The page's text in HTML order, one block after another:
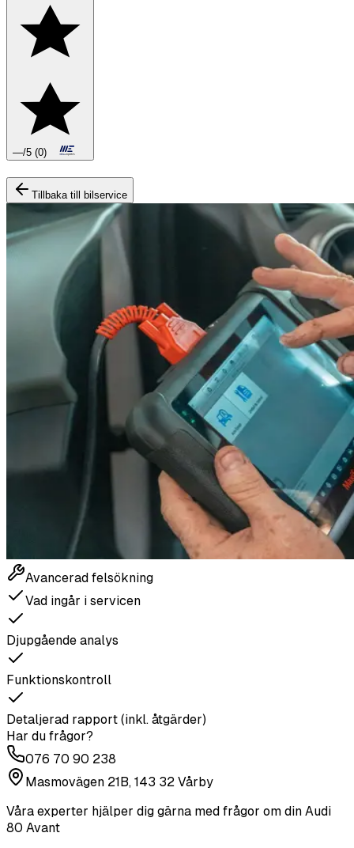
—/5 (0)
Tillbaka till bilservice
Avancerad felsökning
Vad ingår i servicen
Djupgående analys
Funktionskontroll
Detaljerad rapport (inkl. åtgärder)
Har du frågor?
076 70 90 238
Masmovägen 21B, 143 32 Vårby
Våra experter hjälper dig gärna med frågor om din Audi
80 Avant